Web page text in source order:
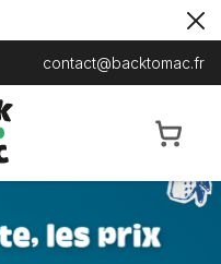
contact@backtomac.fr